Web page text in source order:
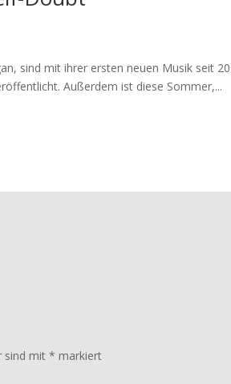
sind mit ihrer ersten neuen Musik seit
Außerdem ist diese Sommer,...
sind mit * markiert